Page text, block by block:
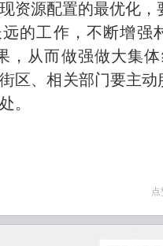
资源配置的最优化
的工作，不断增强
，从而做强做大集
区、相关部门要主
。
点